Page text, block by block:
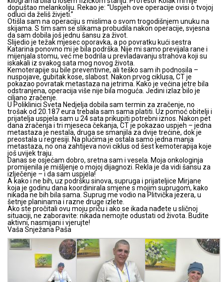
dopuštao melankoliju. Rekao je: “Uspjeh ove operacije ovisi o tvojoj
odluci da želiš živjeti.”
Otišla sam na operaciju s mislima o svom trogodišnjem unuku na
skijama. S tim sam se slikama probudila nakon operacije, svjesna
da sam dobila još jednu šansu za život.
Slijedio je težak mjesec oporavka, a po povratku kući sestra
Katarina ponovno mi je bila podrška. Nije mi samo previjala rane i
mijenjala stomu, već me bodrila u prevladavanju strahova koji su
iskakali iz svakog sata mog novog života.
Kemoterapije su bile preventivne, ali teško sam ih podnosila –
nuspojave, gubitak kose, slabost. Nakon prvog ciklusa, CT je
pokazao povratak metastaza na jetrima. Kako je većina jetre bila
odstranjena, operacija više nije bila moguća. Jedini izlaz bilo je
ciljano zračenje.
U Poliklinici Sveta Nedjelja dobila sam termin za zračenje, no
trošak od 20.187 eura trebala sam sama platiti. Uz pomoć obitelji i
prijatelja uspjela sam u 24 sata prikupiti potrebni iznos. Nakon pet
dana zračenja i tri mjeseca čekanja, CT je pokazao uspjeh – jedna
metastaza je nestala, druga se smanjila za dvije trećine, dok je
preostala u regresiji. Na plućima je ostala samo jedna manja
metastaza, no ona zahtijeva novi ciklus od šest kemoterapija koje
još uvijek traju.
Danas se osjećam dobro, sretna sam i vesela. Moja onkologinja
promijenila je mišljenje o mojoj dijagnozi. Rekla je da vidi šansu za
izlječenje – i da sam uspjela!
A kako i ne bih, uz podršku sinova, supruga i prijateljice Mirjane
koja je godinu dana koordinirala smjene s mojim suprugom, kako
nikada ne bih bila sama. Suprug me vodio na Plitvička jezera, u
šetnje planinama i razne druge izlete.
Ako ste pročitali ovu moju priču i ako se ikada nađete u sličnoj
situaciji, ne zaboravite: nikada nemojte odustati od života. Budite
aktivni, nasmijani i vjerujte!
Vaša Snježana Paša